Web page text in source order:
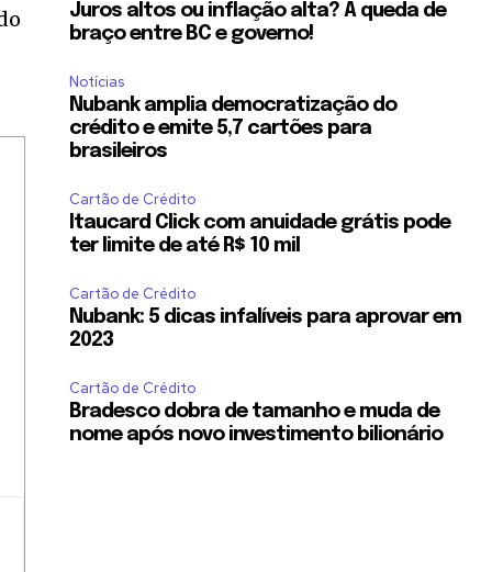
Juros altos ou inflação alta? A queda de
braço entre BC e governo!
Notícias
Nubank amplia democratização do
crédito e emite 5,7 cartões para
brasileiros
Cartão de Crédito
Itaucard Click com anuidade grátis pode
ter limite de até R$ 10 mil
Cartão de Crédito
Nubank: 5 dicas infalíveis para aprovar em
2023
Cartão de Crédito
Bradesco dobra de tamanho e muda de
nome após novo investimento bilionário